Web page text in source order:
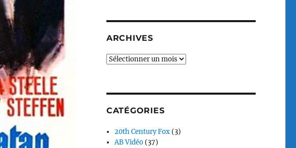
ARCHIVES
Archives
CATÉGORIES
20th Century Fox (3)
AB Vidéo (37)